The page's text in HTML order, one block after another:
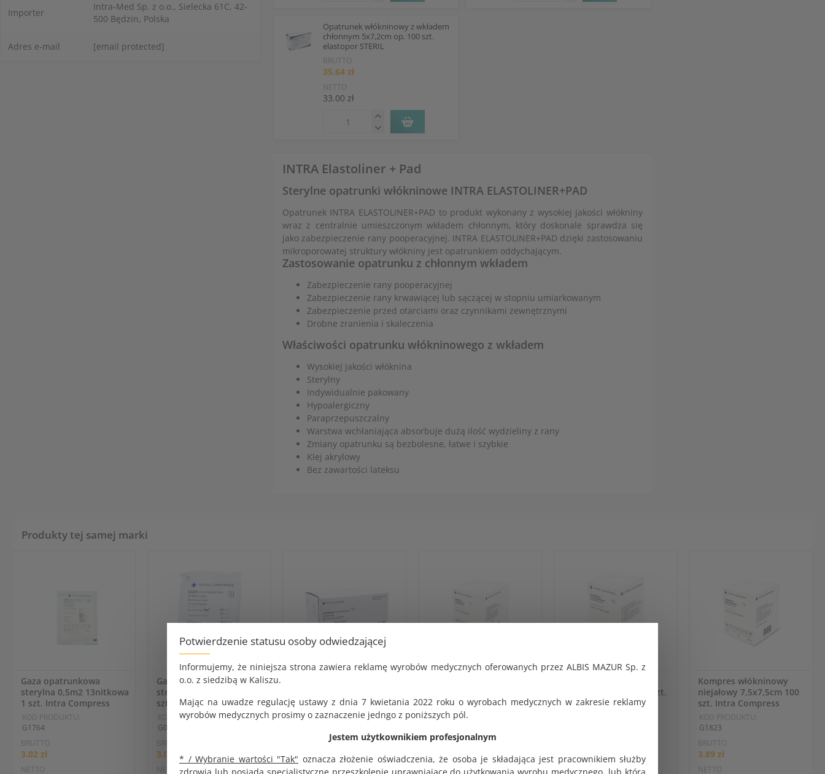
Potwierdzenie statusu osoby odwiedzającej
Informujemy, że niniejsza strona zawiera reklamę wyrobów medycznych oferowanych przez ALBIS MAZUR Sp. z
o.o. z siedzibą w Kaliszu.
Mając na uwadze regulację ustawy z dnia 7 kwietania 2022 roku o wyrobach medycznych w zakresie reklamy
wyrobów medycznych prosimy o zaznaczenie jedngo z poniższych pól.
Jestem użytkownikiem profesjonalnym
* / Wybranie wartości "Tak" oznacza złożenie oświadczenia, że osoba je składająca jest pracownikiem służby
Importer
Intra-Med Sp. z o.o., Sielecka 61C, 42-
500 Będzin, Polska
Adres e-mail [email protected]
Opatrunek włókninowy z wkładem
chłonnym 5x7,2cm op. 100 szt.
elastopor STERIL
BRUTTO
35.64 zł
NETTO
33.00 zł
INTRA Elastoliner + Pad
Sterylne opatrunki włókninowe INTRA ELASTOLINER+PAD
Opatrunek INTRA ELASTOLINER+PAD to produkt wykonany z wysokiej jakości włókniny
wraz z centralnie umieszczonym wkładem chłonnym, który doskonale sprawdza się
jako zabezpieczenie rany pooperacyjnej. INTRA ELASTOLINER+PAD dzięki zastosowaniu
mikroporowatej struktury włókniny jest opatrunkiem oddychającym.
Zastosowanie opatrunku z chłonnym wkładem
Zabezpieczenie rany pooperacyjnej
Zabezpieczenie rany krwawiącej lub sączącej w stopniu umiarkowanym
Zabezpieczenie przed otarciami oraz czynnikami zewnętrznymi
Drobne zranienia i skaleczenia
Właściwości opatrunku włókninowego z wkładem
Wysokiej jakości włóknina
Sterylny
Indywidualnie pakowany
Hypoalergiczny
Paraprzepuszczalny
Warstwa wchłaniająca absorbuje dużą ilość wydzieliny z rany
Zmiany opatrunku są bezbolesne, łatwe i szybkie
Klej akrylowy
Bez zawartości lateksu
Produkty tej samej marki
Gaza opatrunkowa
sterylna 0,5m2 13nitkowa
1 szt. Intra Compress
KOD PRODUKTU:
G1764
BRUTTO
3.02 zł
NETTO
Gaza opatrunkowa
sterylna 1m2 13nitkowa 1
szt. Intra Compress
KOD PRODUKTU:
G0991
3.02 zł
NETTO
blistrów po 2 szt. Intra
Compress
BRUTTO
35.35 zł
szt. Intra Compress
KOD PRODUKTU:
BRUTTO
6.70 zł
NETTO
niejałowy 5x5cm 100 szt.
Intra Compress
NETTO
Kompres włókninowy
niejałowy 7,5x7,5cm 100
szt. Intra Compress
KOD PRODUKTU:
G1823
BRUTTO
3.89 zł
NETTO